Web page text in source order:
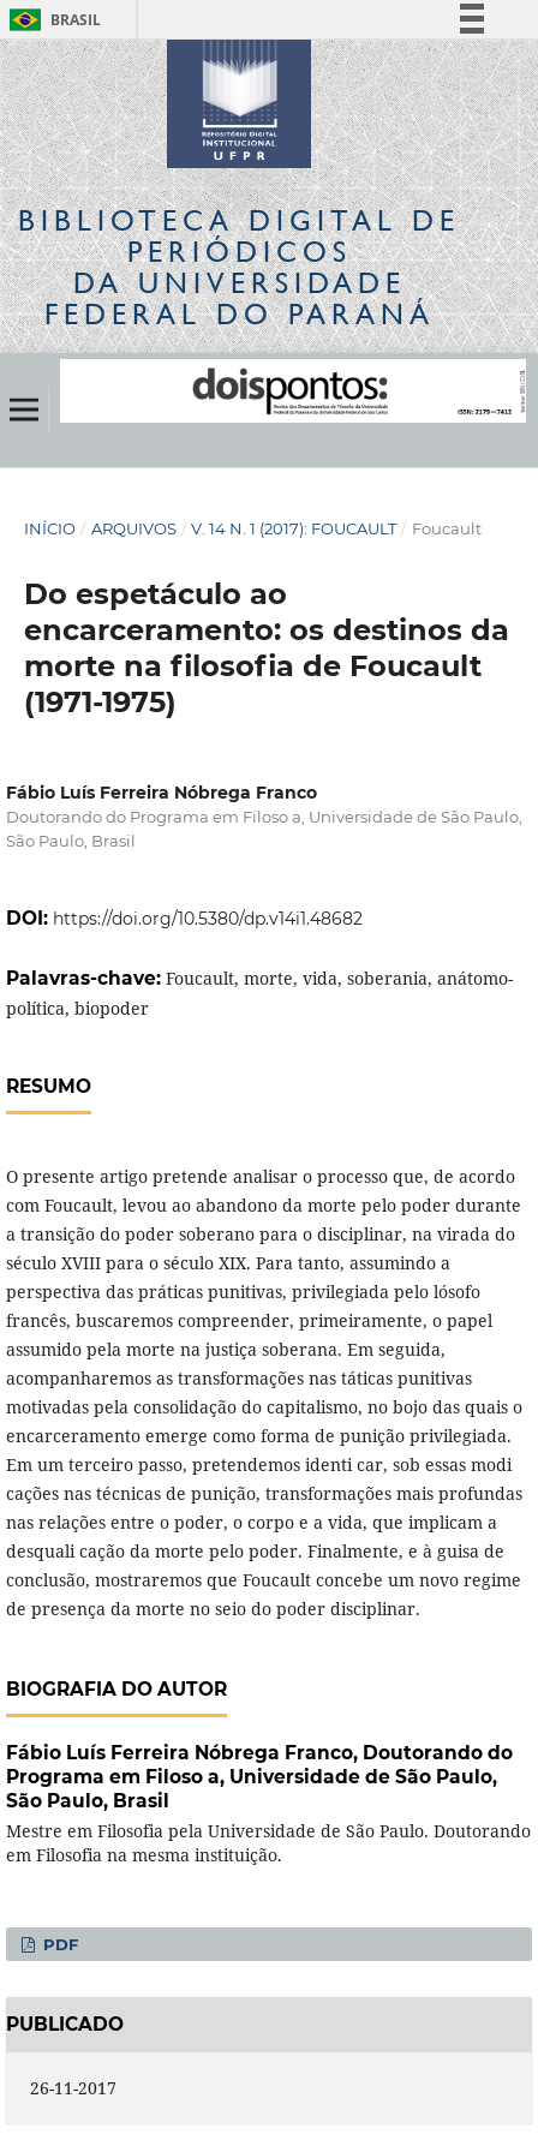
BRASIL
Simplifique!
Comunica BR
Participe
Acesso à informação
Legislação
Canais
BIBLIOTECA DIGITALDE
PERIÓDICOS
DA UNIVERSIDADE
FEDERAL DO PARANÁ
INÍCIO / ARQUIVOS / V. 14 N. 1 (2017): FOUCAULT / Foucault
Do espetáculo ao
encarceramento: os destinos da
morte na filosofia de Foucault
(1971-1975)
Fábio Luís Ferreira Nóbrega Franco
Doutorando do Programa em Filoso a, Universidade de São Paulo,
São Paulo, Brasil
DOI: https://doi.org/10.5380/dp.v14i1.48682
Palavras-chave: Foucault, morte, vida, soberania, anátomo-
política, biopoder
RESUMO
O presente artigo pretende analisar o processo que, de acordo
com Foucault, levou ao abandono da morte pelo poder durante
a transição do poder soberano para o disciplinar, na virada do
século XVIII para o século XIX. Para tanto, assumindo a
perspectiva das práticas punitivas, privilegiada pelo lósofo
francês, buscaremos compreender, primeiramente, o papel
assumido pela morte na justiça soberana. Em seguida,
acompanharemos as transformações nas táticas punitivas
motivadas pela consolidação do capitalismo, no bojo das quais o
encarceramento emerge como forma de punição privilegiada.
Em um terceiro passo, pretendemos identi car, sob essas modi
cações nas técnicas de punição, transformações mais profundas
nas relações entre o poder, o corpo e a vida, que implicam a
desquali cação da morte pelo poder. Finalmente, e à guisa de
conclusão, mostraremos que Foucault concebe um novo regime
de presença da morte no seio do poder disciplinar.
BIOGRAFIA DO AUTOR
Fábio Luís Ferreira Nóbrega Franco, Doutorando do
Programa em Filoso a, Universidade de São Paulo,
São Paulo, Brasil
Mestre em Filosofia pela Universidade de São Paulo. Doutorando
em Filosofia na mesma instituição.
PDF
PUBLICADO
26-11-2017